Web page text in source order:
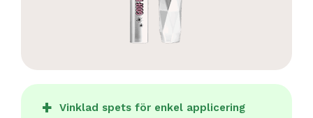
Vinklad spets för enkel applicering